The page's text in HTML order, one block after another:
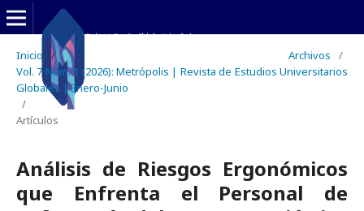
Inicio / Archivos
/
Vol. 7 Núm. 1 (2026): Metrópolis | Revista de Estudios Universitarios
Globales | Enero-Junio
/
Artículos
Análisis de Riesgos Ergonómicos
que Enfrenta el Personal de